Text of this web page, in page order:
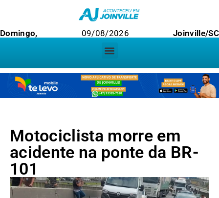
Domingo, 09/08/2026 Joinville/SC
Motociclista morre em
acidente na ponte da BR-
101